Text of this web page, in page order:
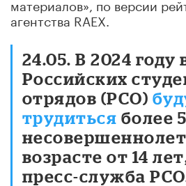
материалов», по версии
агентства RAEX.
24.05. В 2024 году
Российских
отрядов (РСО)
трудиться более
возрасте от 14
пресс-служба